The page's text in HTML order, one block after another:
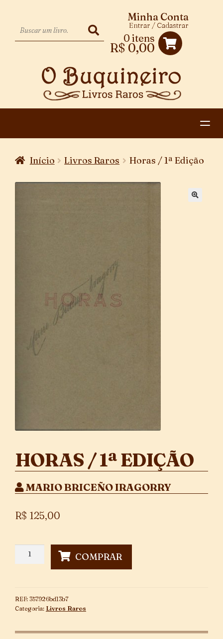
0 itens
R$ 0,00
Minha Conta
Entrar / Cadastrar
MENU
DESCENDENTE
Início Livros Raros Horas / 1ª Edição
HORAS / 1ª EDIÇÃO
MARIO BRICEÑO IRAGORRY
R$ 125,00
Horas
COMPRAR
REF: 357926bd13b7
Categoria: Livros Raros